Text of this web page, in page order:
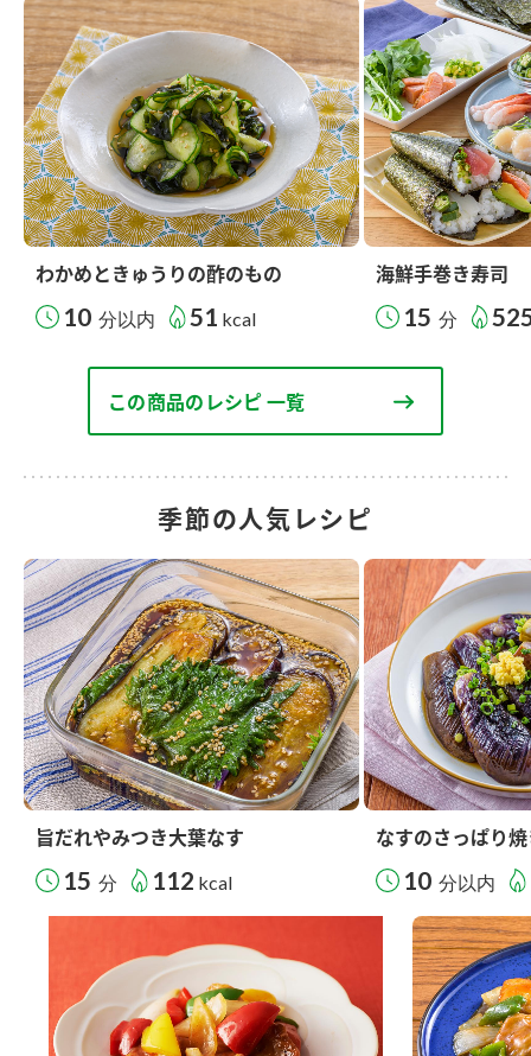
わかめときゅうりの酢のもの
10 分以内 51 kcal
海鮮手巻き寿司
15 分
この商品のレシピ 一覧
季節の人気レシピ
旨だれやみつき大葉なす
15 分 112 kcal
なすのさっぱり
10 分以内